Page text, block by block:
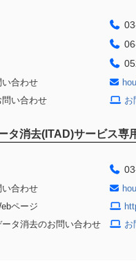
い合わせ
問い合わせ
お
タ消去(ITAD)サービス専
い合わせ
ページ
ータ消去のお問い合わせ
お